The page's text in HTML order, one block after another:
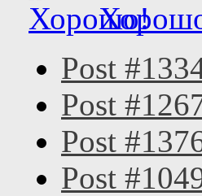
Post
Post
Post
Post